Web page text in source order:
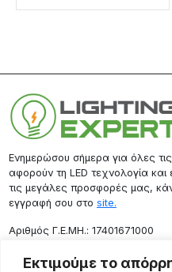
Εκτιμούμε το
Ενημερώσου σήμερα για όλες τις
αφορούν τη LED τεχνολογία
τις μεγάλες προσφορές μας,
εγγραφή σου στο site.
Aριθμός Γ.Ε.ΜΗ.: 17401671000
Επικοινωνία